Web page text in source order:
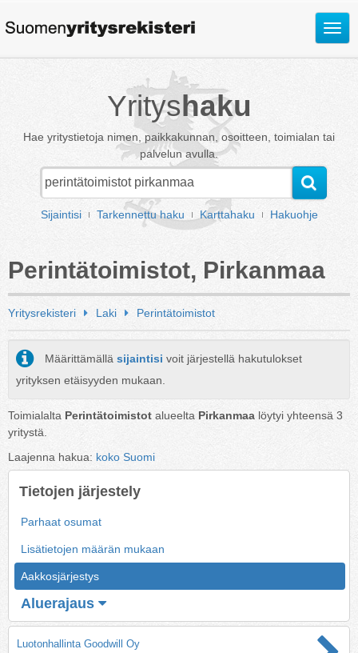
Avaa
Yrityshaku
Hae yritystietoja nimen, paikkakunnan, osoitteen, toimialan tai
palvelun avulla.
Sijaintisi Tarkennettu haku Karttahaku Hakuohje
Perintätoimistot, Pirkanmaa
Yritysrekisteri Laki Perintätoimistot
Määrittämällä sijaintisi voit järjestellä hakutulokset
yrityksen etäisyyden mukaan.
Toimialalta Perintätoimistot alueelta Pirkanmaa löytyi yhteensä 3
yritystä.
Laajenna hakua: koko Suomi
Tietojen järjestely
Parhaat osumat
Lisätietojen määrän mukaan
Aakkosjärjestys
Aluerajaus
Luotonhallinta Goodwill Oy